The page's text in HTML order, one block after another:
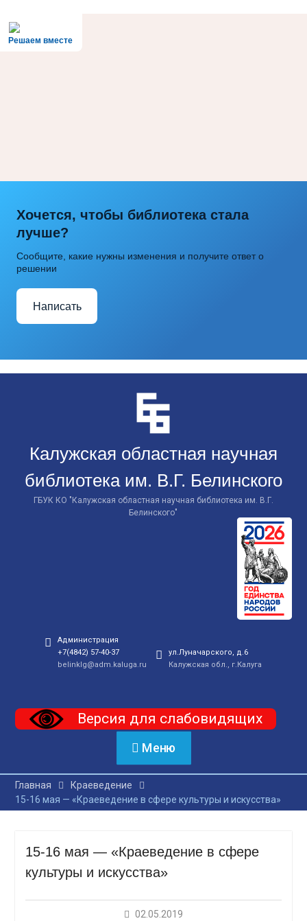
Решаем вместе
Хочется, чтобы библиотека стала
лучше?
Сообщите, какие нужны изменения и получите ответ о
решении
Написать
Калужская областная научная
библиотека им. В.Г. Белинского
ГБУК КО "Калужская областная научная библиотека им. В.Г.
Белинского"
Администрация
+7(4842) 57-40-37
belinklg@adm.kaluga.ru
ул.Луначарского, д.6
Калужская обл., г.Калуга
Версия для слабовидящих
Меню
Главная
Краеведение
15-16 мая — «Краеведение в сфере культуры и искусства»
15-16 мая — «Краеведение в сфере
культуры и искусства»
02.05.2019